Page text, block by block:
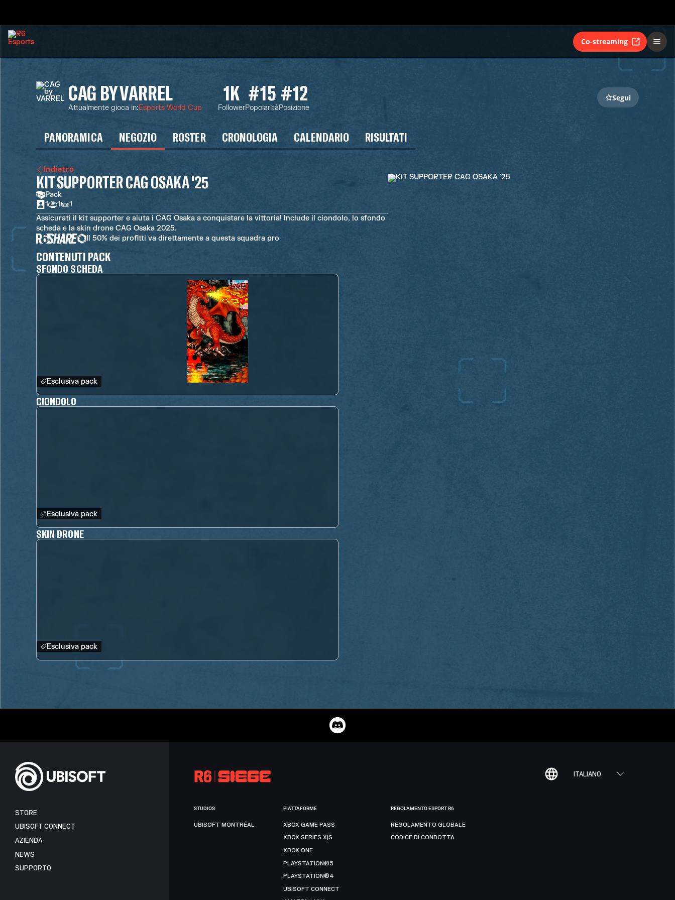
Co-streaming
CAG BY VARREL
Attualmente gioca in:Esports World Cup
1K
Follower
#15
Popolarità
#12
Posizione
Segui
PANORAMICA NEGOZIO ROSTER CRONOLOGIA CALENDARIO RISULTATI
Indietro
KIT SUPPORTER CAG OSAKA '25
Pack
1
1
1
Assicurati il kit supporter e aiuta i CAG Osaka a conquistare la vittoria! Include il ciondolo, lo sfondo
scheda e la skin drone CAG Osaka 2025.
Il 50% dei profitti va direttamente a questa squadra pro
CONTENUTI PACK
SFONDO SCHEDA
Esclusiva pack
CIONDOLO
Esclusiva pack
SKIN DRONE
Esclusiva pack
ITALIANO
STORE
UBISOFT CONNECT
AZIENDA
NEWS
SUPPORTO
STUDIOS
UBISOFT MONTRÉAL
PIATTAFORME
XBOX GAME PASS
XBOX SERIES X|S
XBOX ONE
PLAYSTATION®5
PLAYSTATION®4
UBISOFT CONNECT
REGOLAMENTO ESPORT R6
REGOLAMENTO GLOBALE
CODICE DI CONDOTTA